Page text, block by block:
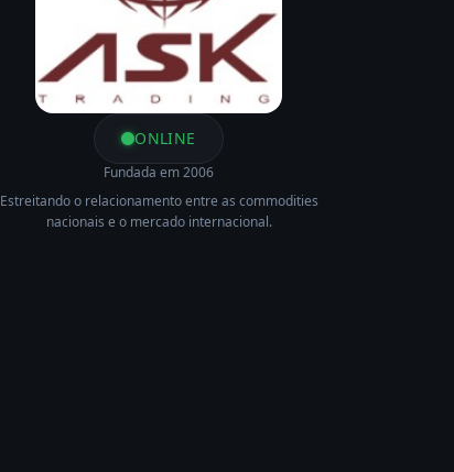
ONLINE
Fundada em 2006
Estreitando o relacionamento entre as commodities
nacionais e o mercado internacional.